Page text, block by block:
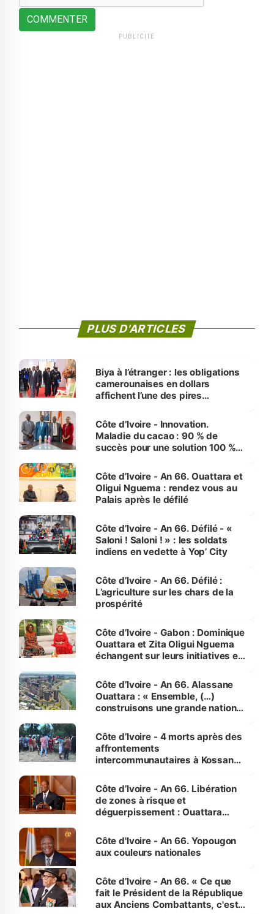
COMMENTER
PUBLICITÉ
PLUS D'ARTICLES
Biya à l’étranger : les obligations
camerounaises en dollars
affichent l’une des pires
Côte d’Ivoire - Innovation.
Maladie du cacao : 90 % de
succès pour une solution 100 %
Côte d’Ivoire - An 66. Ouattara et
Oligui Nguema : rendez vous au
Palais après le défilé
Côte d’Ivoire - An 66. Défilé - «
Saloni ! Saloni ! » : les soldats
indiens en vedette à Yop’ City
Côte d’Ivoire - An 66. Défilé :
L’agriculture sur les chars de la
prospérité
Côte d’Ivoire - Gabon : Dominique
Ouattara et Zita Oligui Nguema
échangent sur leurs initiatives en
enfants
Côte d’Ivoire - An 66. Alassane
Ouattara : « Ensemble, (…)
construisons une grande nation
générations futures »
Côte d’Ivoire - 4 morts après des
affrontements
intercommunautaires à Kossandji
milieu des sinistrés
Côte d’Ivoire - An 66. Libération
de zones à risque et
déguerpissement : Ouattara
l'Etat de droit pour préserver les
vies humaines »
Côte d'Ivoire - An 66. Yopougon
aux couleurs nationales
Côte d’Ivoire - An 66. « Ce que
fait le Président de la République
aux Anciens Combattants, c'est